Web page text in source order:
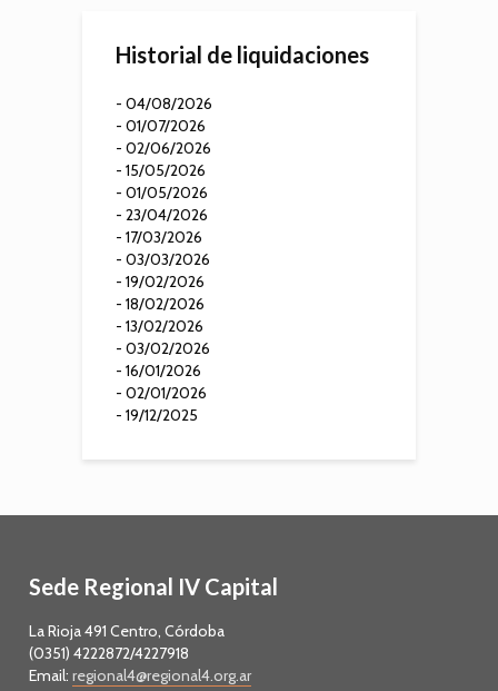
Historial de liquidaciones
- 04/08/2026
- 01/07/2026
- 02/06/2026
- 15/05/2026
- 01/05/2026
- 23/04/2026
- 17/03/2026
- 03/03/2026
- 19/02/2026
- 18/02/2026
- 13/02/2026
- 03/02/2026
- 16/01/2026
- 02/01/2026
- 19/12/2025
Sede Regional IV Capital
La Rioja 491 Centro, Córdoba
(0351) 4222872/4227918
Email:regional4@regional4.org.ar